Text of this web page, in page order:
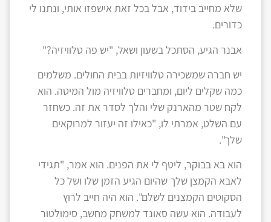
שלא מחייב בידוד, אבל בכל זאת אישפזו אותי, ונתנו לי
כדורים.
אבנר הגיע, הסתכל בשעון ושאל, "יש פה טלוויזיה?"
יש חברה שמשכירה טלוויזיות בבית החולים. משלמים
כמה שקלים ליום, ומחברים טלוויזיה מול המיטה. הוא
לקח שטר מהארנק שלי והלך לסדר את זה. כשחזר
עם השלט, אמרתי לו, "כאילו זה יעזור למרוקאים
שלך".
הוא בא בבוקר, ליטף לי את הפנים. הוא אמר, "תגידי
לאבא הקמצן שלך שהיום הגיע הזמן שלו ושל כל
הסקוטים הקמצנים לשלם". הוא היה חייב לרוץ
לעבודה. הוא עשה סאונד למשחק מחשב, סימולטור